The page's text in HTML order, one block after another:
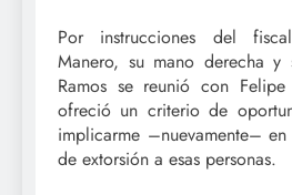
Por instrucciones del
Manero, su mano derecha y
Ramos se reunió con
ofreció un criterio de
implicarme –nuevamente– en
de extorsión a esas personas.